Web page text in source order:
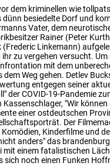
dem kriminellen wie
besiedelte Dorf und
Vater, dem
Rainer (Peter
(Frederic Linkemann)
zu vergehen versucht.
mit dem
dem Weg gehen. Detlev
entgegen seiner
der COVID-19-Pandemie
"Wir
einer ostdeutschen
Der
Kinderfilme und
anders" das
mit einem fatalistischen
sich noch einen Funken